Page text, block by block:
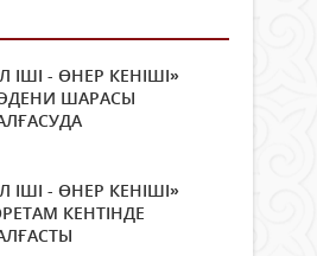
ІШІ - ӨНЕР КЕНІШІ»
ШАРАСЫ
ІШІ - ӨНЕР КЕНІШІ»
КЕНТІНДЕ